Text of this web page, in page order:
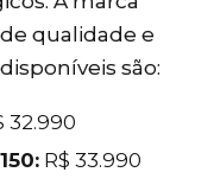
qualidade e
são:
32.990
R$ 33.990